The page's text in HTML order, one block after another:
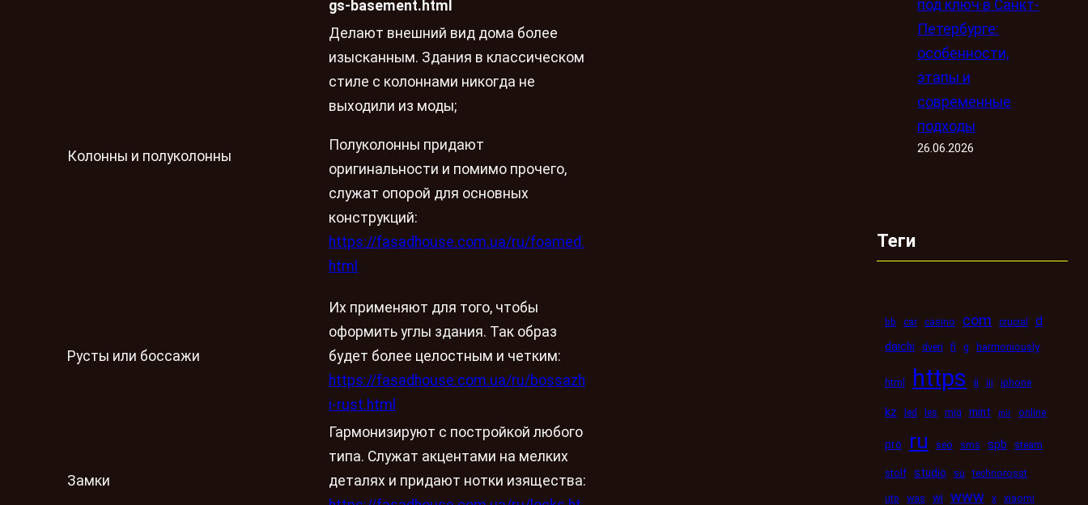
gs-basement.html
Колонны и полуколонны
Делают внешний вид дома более
изысканным. Здания в классическом
стиле с колоннами никогда не
выходили из моды;
Полуколонны придают
оригинальности и помимо прочего,
служат опорой для основных
конструкций:
https://fasadhouse.com.ua/ru/foamed.
html
Русты или боссажи
Их применяют для того, чтобы
оформить углы здания. Так образ
будет более целостным и четким:
https://fasadhouse.com.ua/ru/bossazh
i-rust.html
Замки
Гармонизируют с постройкой любого
типа. Служат акцентами на мелких
деталях и придают нотки изящества:
под ключ в Санкт-
Петербурге:
особенности,
этапы и
современные
подходы
26.06.2026
Теги
bb car casino com crucial d
daichi dveri fi g harmoniously
html https ii iii iphone
kz led les mig mint mir online
pro ru seo sms spb steam
stolf studio su technorosst
utp was wi www x xiaomi